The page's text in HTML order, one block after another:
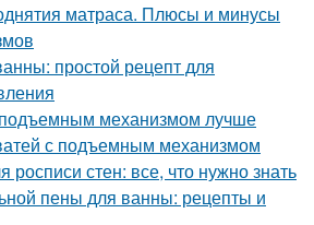
матраса. Плюсы и минусы
простой рецепт для
подъемным механизмом лучше
с подъемным механизмом
росписи стен: все, что нужно знать
пены для ванны: рецепты и